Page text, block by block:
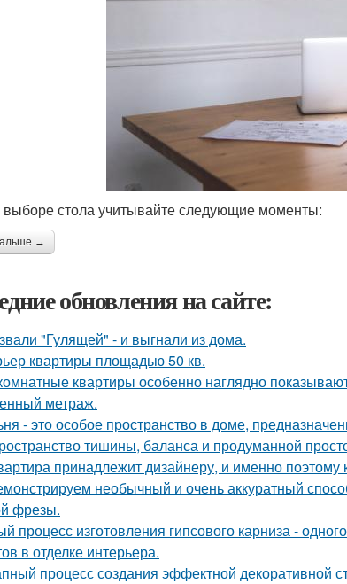
выборе стола учитывайте следующие моменты:
→
обновления на сайте:
"Гулящей" - и выгнали из дома.
квартиры площадью 50 кв.
квартиры особенно наглядно
метраж.
- это особое пространство в доме,
тишины, баланса и продуманной
принадлежит дизайнеру, и именно
необычный и очень аккуратный
фрезы.
процесс изготовления гипсового карниза -
в отделке интерьера.
процесс создания эффектной декоративной